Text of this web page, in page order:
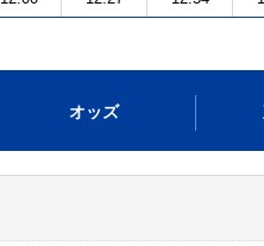
オッズ